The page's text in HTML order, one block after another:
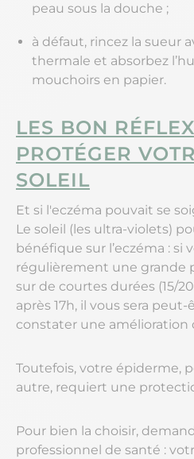
peau sous la douche ;
à défaut, rincez la sueur
thermale et absorbez
mouchoirs en papier.
LES BON
PROTÉGER
SOLEIL
Et si l'eczéma pouvait se
Le soleil (les ultra-violets)
bénéfique sur l’eczéma : si
régulièrement une grande
sur de courtes durées (15/
après 17h, il vous sera
constater une amélioration
Toutefois, votre épiderme,
autre, requiert une
Pour bien la choisir,
professionnel de santé :